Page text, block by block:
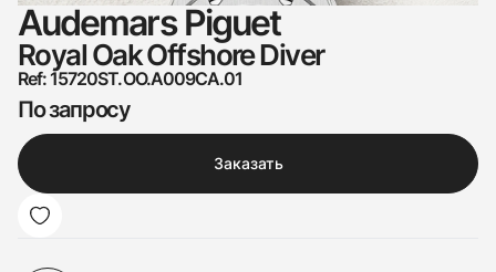
Audemars Piguet
Royal Oak Offshore Diver
Ref: 15720ST.OO.A009CA.01
По запросу
Заказать